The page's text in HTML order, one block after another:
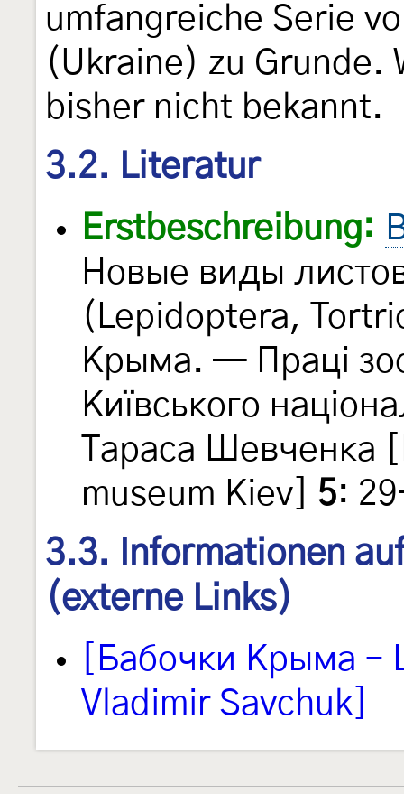
umfangreiche Serie
(Ukraine) zu Grunde.
bisher nicht bekannt.
3.2. Literatur
Erstbeschreibung:
Новые виды
(Lepidoptera,
Крыма. — Праці
Київського
Тараса Шевченка
museum Kiev] 5:
3.3. Informationen
(externe Links)
[Бабочки Крыма –
Vladimir Savchuk]